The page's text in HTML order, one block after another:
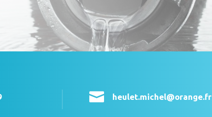
 heulet.michel@orange.fr